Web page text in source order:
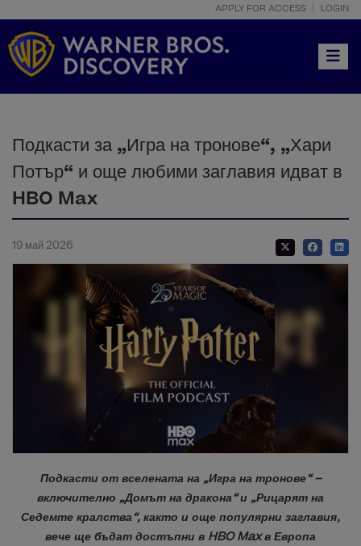
APPLY FOR ACCESS LOGIN
Подкасти за „Игра на тронове“, „Хари
Потър“ и още любими заглавия идват в
HBO Max
19 май 2026
Подкасти от вселената на „Игра на тронове“ –
включително „Домът на дракона“ и „Рицарят на
Седемте кралства“, както и още популярни заглавия,
вече ще бъдат достъпни в HBO Max в Европа